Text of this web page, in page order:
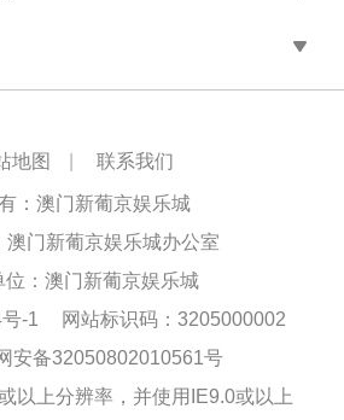
地图 联系我们
：澳门新葡京娱乐城
澳门新葡京娱乐城办公室
位：澳门新葡京娱乐城
-1
网站标识码：3205000002
安备32050802010561号
以上分辨率，并使用IE9.0或以上